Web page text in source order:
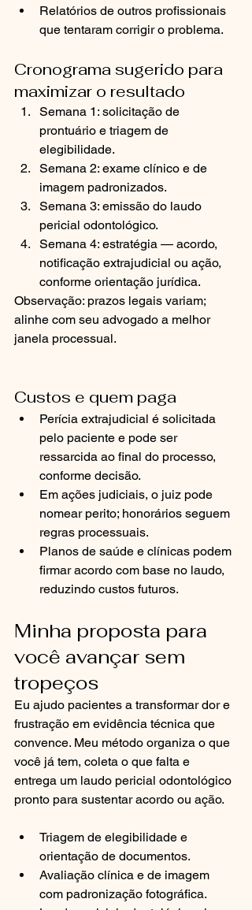
Relatórios de outros profissionais
que tentaram corrigir o problema.
Cronograma sugerido para
maximizar o resultado
Semana 1: solicitação de
prontuário e triagem de
elegibilidade.
Semana 2: exame clínico e de
imagem padronizados.
Semana 3: emissão do laudo
pericial odontológico.
Semana 4: estratégia — acordo,
notificação extrajudicial ou ação,
conforme orientação jurídica.
Observação: prazos legais variam;
alinhe com seu advogado a melhor
janela processual.
Custos e quem paga
Perícia extrajudicial é solicitada
pelo paciente e pode ser
ressarcida ao final do processo,
conforme decisão.
Em ações judiciais, o juiz pode
nomear perito; honorários seguem
regras processuais.
Planos de saúde e clínicas podem
firmar acordo com base no laudo,
reduzindo custos futuros.
Minha proposta para
você avançar sem
tropeços
Eu ajudo pacientes a transformar dor e
frustração em evidência técnica que
convence. Meu método organiza o que
você já tem, coleta o que falta e
entrega um laudo pericial odontológico
pronto para sustentar acordo ou ação.
Triagem de elegibilidade e
orientação de documentos.
Avaliação clínica e de imagem
com padronização fotográfica.